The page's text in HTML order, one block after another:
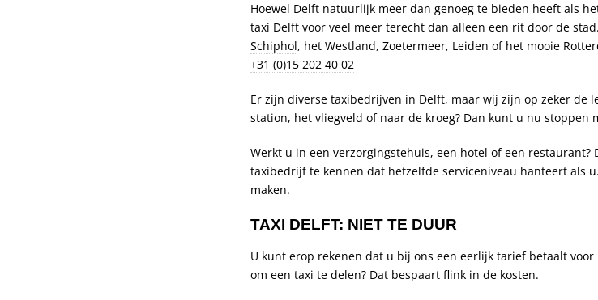
Hoewel Delft natuurlijk meer dan genoeg te bieden heeft als
taxi Delft voor veel meer terecht dan alleen een rit door de
Schiphol, het Westland, Zoetermeer, Leiden of het mooie
+31 (0)15 202 40 02
Er zijn diverse taxibedrijven in Delft, maar wij zijn op zeker de
station, het vliegveld of naar de kroeg? Dan kunt u nu stoppen
Werkt u in een verzorgingstehuis, een hotel of een
taxibedrijf te kennen dat hetzelfde serviceniveau hanteert als
maken.
TAXI DELFT: NIET TE DUUR
U kunt erop rekenen dat u bij ons een eerlijk tarief betaalt
om een taxi te delen? Dat bespaart flink in de kosten.